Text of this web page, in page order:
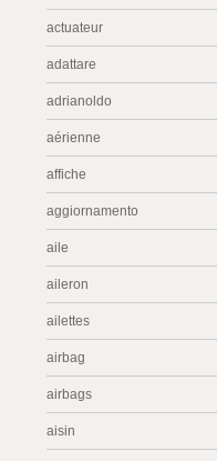
actuateur
adattare
adrianoldo
aérienne
affiche
aggiornamento
aile
aileron
ailettes
airbag
airbags
aisin